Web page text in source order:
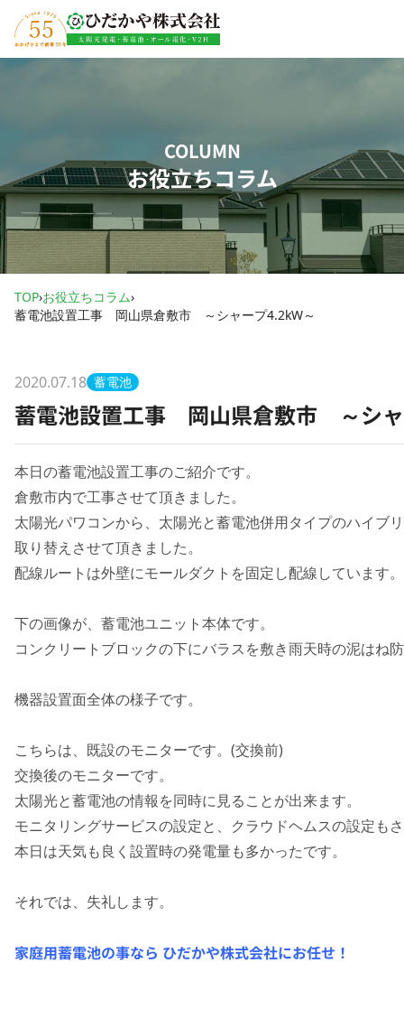
内容をスキップ
COLUMN
お役立ちコラム
TOP›お役立ちコラム›
蓄電池設置工事 岡山県倉敷市 ～シャープ4.2kW～
2020.07.18 蓄電池
蓄電池設置工事 岡山県倉敷市 ～シ
本日の蓄電池設置工事のご紹介です。
倉敷市内で工事させて頂きました。
太陽光パワコンから、太陽光と蓄電池併用タイプのハイブ
取り替えさせて頂きました。
配線ルートは外壁にモールダクトを固定し配線しています。
下の画像が、蓄電池ユニット本体です。
コンクリートブロックの下にバラスを敷き雨天時の泥はね
機器設置面全体の様子です。
こちらは、既設のモニターです。(交換前)
交換後のモニターです。
太陽光と蓄電池の情報を同時に見ることが出来ます。
モニタリングサービスの設定と、クラウドヘムスの設定も
本日は天気も良く設置時の発電量も多かったです。
それでは、失礼します。
家庭用蓄電池の事なら ひだかや株式会社にお任せ！